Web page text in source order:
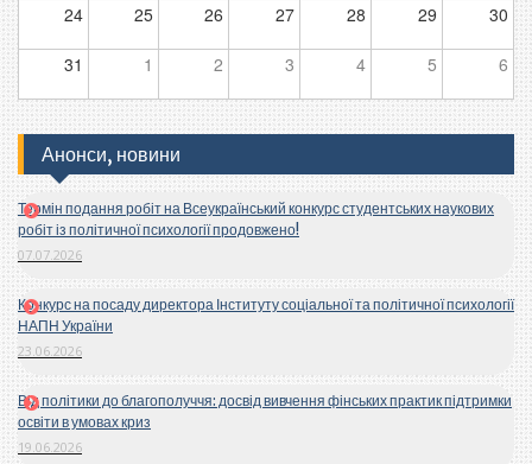
24 25 26 27 28 29 30
31 1 2 3 4 5 6
Анонси, новини
Термін подання робіт на Всеукраїнський конкурс студентських наукових
робіт із політичної психології продовжено!
07.07.2026
Конкурс на посаду директора Інституту соціальної та політичної психології
НАПН України
23.06.2026
Від політики до благополуччя: досвід вивчення фінських практик підтримки
освіти в умовах криз
19.06.2026